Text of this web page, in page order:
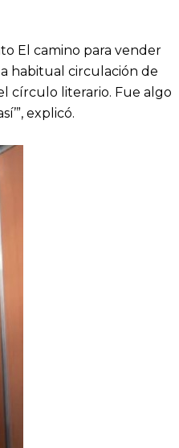
El camino para vender
habitual circulación de
círculo literario. Fue algo
explicó.